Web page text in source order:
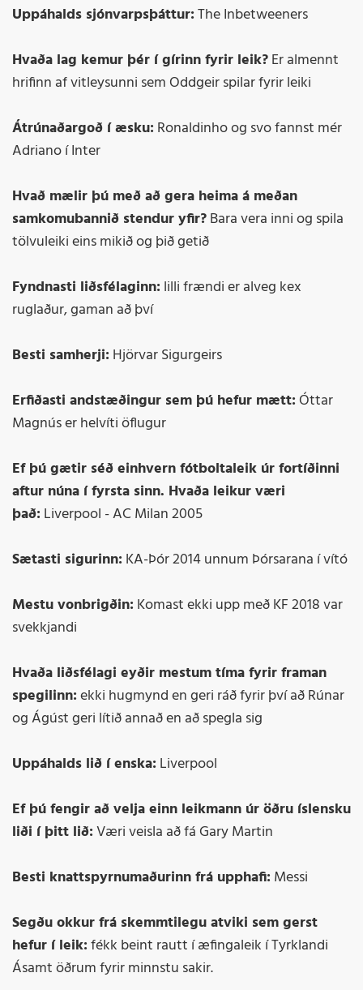
Uppáhalds sjónvarpsþáttur:The Inbetweeners
Hvaða lag kemur þér í gírinn fyrir leik?Er almennt
hrifinn af vitleysunni sem Oddgeir spilar fyrir leiki
Átrúnaðargoð í æsku: Ronaldinho og svo fannst mér
Adriano í Inter
Hvað mælir þú með að gera heima á meðan
samkomubannið stendur yfir?Bara vera inni og spila
tölvuleiki eins mikið og þið getið
Fyndnasti liðsfélaginn: lilli frændi er alveg kex
ruglaður, gaman að því
Besti samherji: Hjörvar Sigurgeirs
Erfiðasti andstæðingur sem þú hefur mætt: Óttar
Magnús er helvíti öflugur
Ef þú gætir séð einhvern fótboltaleik úr fortíðinni
aftur núna í fyrsta sinn. Hvaða leikur væri
það: Liverpool - AC Milan 2005
Sætasti sigurinn: KA-Þór 2014 unnum Þórsarana í vító
Mestu vonbrigðin: Komast ekki upp með KF 2018 var
svekkjandi
Hvaða liðsfélagi eyðir mestum tíma fyrir framan
spegilinn:ekki hugmynd en geri ráð fyrir því að Rúnar
og Ágúst geri lítið annað en að spegla sig
Uppáhalds lið í enska: Liverpool
Ef þú fengir að velja einn leikmann úr öðru íslensku
liði í þitt lið:Væri veisla að fá Gary Martin
Besti knattspyrnumaðurinn frá upphafi: Messi
Segðu okkur frá skemmtilegu atviki sem gerst
hefur í leik:fékk beint rautt í æfingaleik í Tyrklandi
Ásamt öðrum fyrir minnstu sakir.